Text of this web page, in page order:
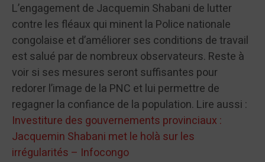
L’engagement de Jacquemin Shabani de lutter
contre les fléaux qui minent la Police nationale
congolaise et d’améliorer ses conditions de travail
est salué par de nombreux observateurs. Reste à
voir si ses mesures seront suffisantes pour
redorer l’image de la PNC et lui permettre de
regagner la confiance de la population. Lire aussi :
Investiture des gouvernements provinciaux :
Jacquemin Shabani met le holà sur les
irrégularités – Infocongo